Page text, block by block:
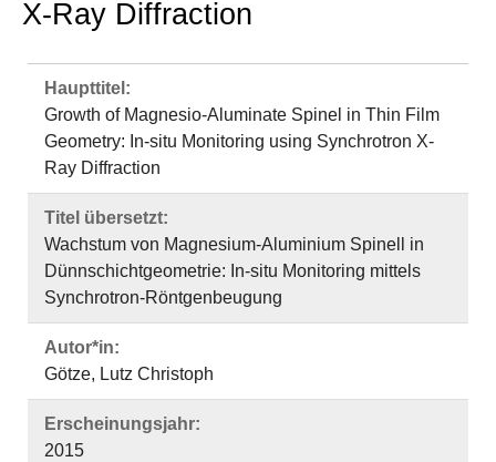
X-Ray Diffraction
Haupttitel:
Growth of Magnesio-Aluminate Spinel in Thin Film
Geometry: In-situ Monitoring using Synchrotron X-
Ray Diffraction
Titel übersetzt:
Wachstum von Magnesium-Aluminium Spinell in
Dünnschichtgeometrie: In-situ Monitoring mittels
Synchrotron-Röntgenbeugung
Autor*in:
Götze, Lutz Christoph
Erscheinungsjahr:
2015